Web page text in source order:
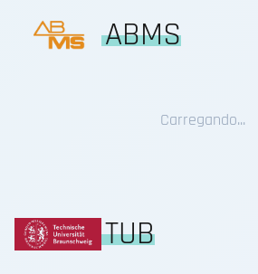
ABMS
Carregando...
TUB